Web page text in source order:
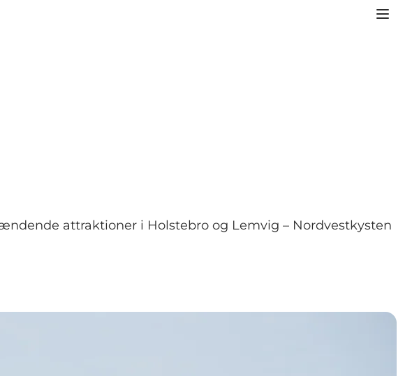
attraktioner i Holstebro og Lemvig – Nordvestkysten